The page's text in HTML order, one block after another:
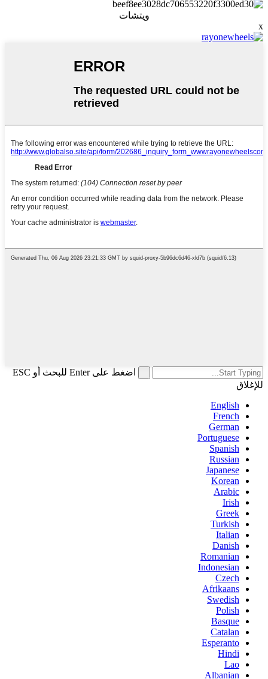
ويتشات
x
اضغط على Enter للبحث أو ESC
للإغلاق
English
French
German
Portuguese
Spanish
Russian
Japanese
Korean
Arabic
Irish
Greek
Turkish
Italian
Danish
Romanian
Indonesian
Czech
Afrikaans
Swedish
Polish
Basque
Catalan
Esperanto
Hindi
Lao
Albanian